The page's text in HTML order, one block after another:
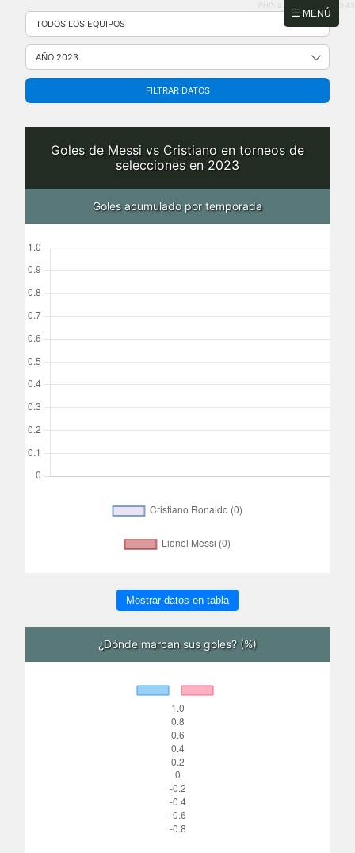
☰ MENÚ
Saltar
contenido
PHP: 8.2.31 | MySQL: 8.0.43
FILTRAR DATOS
Goles de Messi vs Cristiano en torneos de
selecciones en 2023
Goles acumulado por temporada
Mostrar datos en tabla
¿Dónde marcan sus goles? (%)